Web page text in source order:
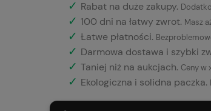
✓ Rabat na duże zakupy.
✓ 100 dni na łatwy zwrot. Masz
✓ Łatwe płatności.
✓ Darmowa dostawa i szybki
✓ Taniej niż na aukcjach. Ceny w
✓ Ekologiczna i solidna paczka.